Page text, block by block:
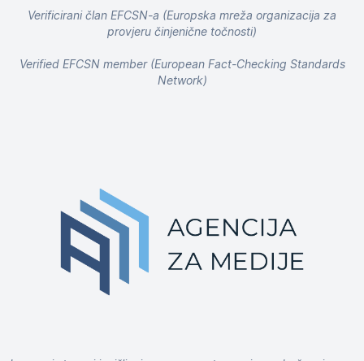
Verificirani član EFCSN-a (Europska mreža organizacija za
provjeru činjenične točnosti)
Verified EFCSN member (European Fact-Checking Standards
Network)